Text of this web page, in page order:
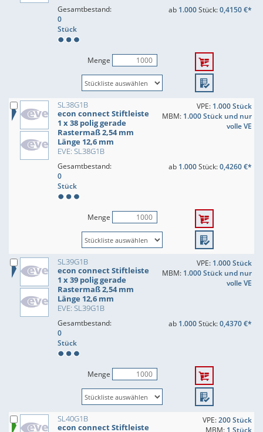
Gesamtbestand:
0
Stück
ab 1.000Stück:0,4150 €*
Menge
SL38G1B
econ connect Stiftleiste
1 x 38 polig gerade
Rastermaß 2,54 mm
Länge 12,6 mm
EVE: SL38G1B
VPE: 1.000 Stück
MBM: 1.000 Stück und nur
volle VE
Gesamtbestand:
0
Stück
ab 1.000Stück:0,4260 €*
Menge
SL39G1B
econ connect Stiftleiste
1 x 39 polig gerade
Rastermaß 2,54 mm
Länge 12,6 mm
EVE: SL39G1B
VPE: 1.000 Stück
MBM: 1.000 Stück und nur
volle VE
Gesamtbestand:
0
Stück
ab 1.000Stück:0,4370 €*
Menge
SL40G1B
econ connect Stiftleiste
VPE:200 Stück
MBM: 1 Stück